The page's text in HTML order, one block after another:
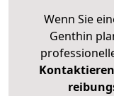
Wenn Sie
Genthin